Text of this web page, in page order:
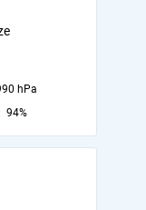
hPa
94%